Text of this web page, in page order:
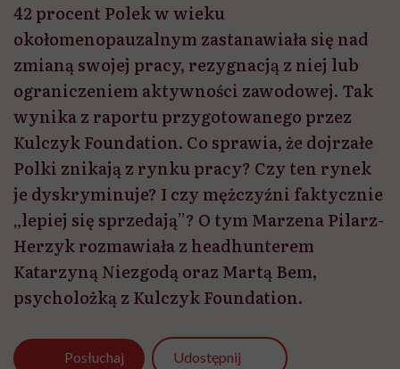
42 procent Polek w wieku
okołomenopauzalnym zastanawiała się nad
zmianą swojej pracy, rezygnacją z niej lub
ograniczeniem aktywności zawodowej. Tak
wynika z raportu przygotowanego przez
Kulczyk Foundation. Co sprawia, że dojrzałe
Polki znikają z rynku pracy? Czy ten rynek
je dyskryminuje? I czy mężczyźni faktycznie
„lepiej się sprzedają”? O tym Marzena Pilarz-
Herzyk rozmawiała z headhunterem
Katarzyną Niezgodą oraz Martą Bem,
psycholożką z Kulczyk Foundation.
Posłuchaj Udostępnij